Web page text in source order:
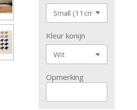
Kleur konijn
Opmerking